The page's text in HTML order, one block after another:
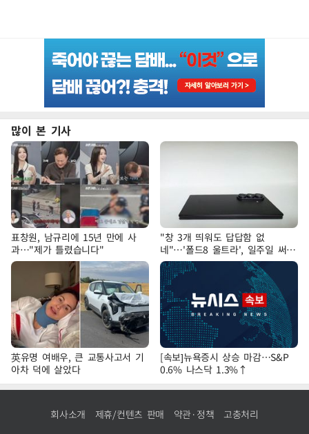
많이 본 기사
표창원, 남규리에 15년 만에 사
과…"제가 틀렸습니다"
"창 3개 띄워도 답답함 없
네"…'폴드8 울트라', 일주일 써보
니
英유명 여배우, 큰 교통사고서 기
아차 덕에 살았다
[속보]뉴욕증시 상승 마감…S&P
0.6% 나스닥 1.3%↑
회사소개 제휴/컨텐츠 판매 약관·정책 고충처리